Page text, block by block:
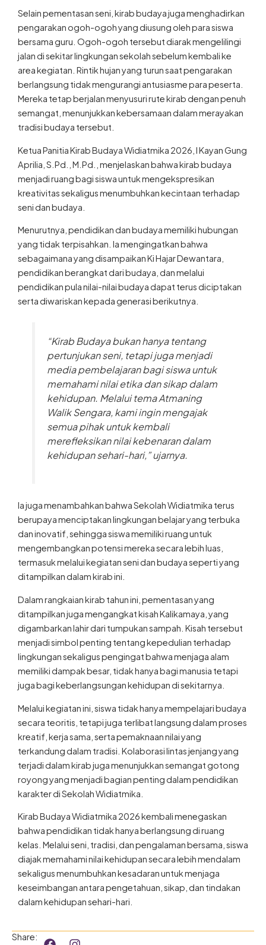
pengarakan ogoh-ogoh yang diusung oleh para siswa
bersama guru. Ogoh-ogoh tersebut diarak mengelilingi
jalan di sekitar lingkungan sekolah sebelum kembali ke
area kegiatan. Rintik hujan yang turun saat pengarakan
berlangsung tidak mengurangi antusiasme para peserta.
Mereka tetap berjalan menyusuri rute kirab dengan penuh
semangat, menunjukkan kebersamaan dalam merayakan
tradisi budaya tersebut.
Aprilia, S.Pd., M.Pd., menjelaskan bahwa kirab budaya
menjadi ruang bagi siswa untuk mengekspresikan
kreativitas sekaligus menumbuhkan kecintaan terhadap
seni dan budaya.
yang tidak terpisahkan. Ia mengingatkan bahwa
sebagaimana yang disampaikan Ki Hajar Dewantara,
pendidikan berangkat dari budaya, dan melalui
pendidikan pula nilai-nilai budaya dapat terus diciptakan
serta diwariskan kepada generasi berikutnya.
“Kirab Budaya bukan hanya tentang
pertunjukan seni, tetapi juga menjadi
media pembelajaran bagi siswa untuk
memahami nilai etika dan sikap dalam
kehidupan. Melalui tema Atmaning
Walik Sengara, kami ingin mengajak
semua pihak untuk kembali
merefleksikan nilai kebenaran dalam
kehidupan sehari-hari,” ujarnya.
berupaya menciptakan lingkungan belajar yang terbuka
dan inovatif, sehingga siswa memiliki ruang untuk
mengembangkan potensi mereka secara lebih luas,
termasuk melalui kegiatan seni dan budaya seperti yang
ditampilkan dalam kirab ini.
ditampilkan juga mengangkat kisah Kalikamaya, yang
digambarkan lahir dari tumpukan sampah. Kisah tersebut
menjadi simbol penting tentang kepedulian terhadap
lingkungan sekaligus pengingat bahwa menjaga alam
memiliki dampak besar, tidak hanya bagi manusia tetapi
juga bagi keberlangsungan kehidupan di sekitarnya.
secara teoritis, tetapi juga terlibat langsung dalam proses
kreatif, kerja sama, serta pemaknaan nilai yang
terkandung dalam tradisi. Kolaborasi lintas jenjang yang
terjadi dalam kirab juga menunjukkan semangat gotong
royong yang menjadi bagian penting dalam pendidikan
karakter di Sekolah Widiatmika.
bahwa pendidikan tidak hanya berlangsung di ruang
kelas. Melalui seni, tradisi, dan pengalaman bersama, siswa
diajak memahami nilai kehidupan secara lebih mendalam
sekaligus menumbuhkan kesadaran untuk menjaga
keseimbangan antara pengetahuan, sikap, dan tindakan
dalam kehidupan sehari-hari.
Share:
F
I